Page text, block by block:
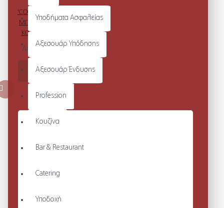
Υποδήματα Ασφαλείας
Αξεσουάρ Υπόδησης
Αξεσουάρ Ένδυσης
Profession
Κουζίνα
Bar & Restaurant
Catering
Υποδοχή
'COOLCHECKER®'
ΜΠΛΟΥΖΑ CHEF
ΚΟΝΤΟ ΜΑΝΙΚΙ
Από 22,32€
ΚΑΛΆΘΙ